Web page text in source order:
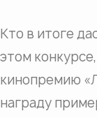
Кто в итоге
этом
кинопремию
награду